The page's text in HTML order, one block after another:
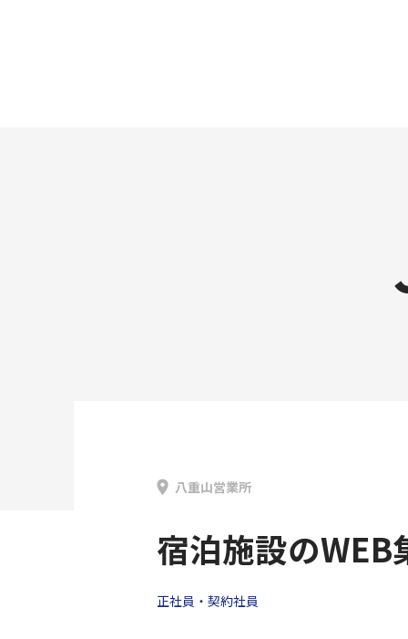
八重山営業所
宿泊施設の
正社員・契約社員